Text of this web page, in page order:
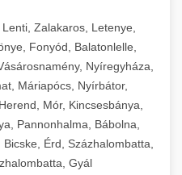
Zalakaros, Letenye,
Fonyód, Balatonlelle,
Nyíregyháza,
Máriapócs, Nyírbátor,
Mór, Kincsesbánya,
Pannonhalma, Bábolna,
Érd, Százhalombatta,
Gyál